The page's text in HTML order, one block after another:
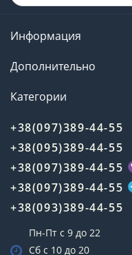
Информация
Дополнительно
Категории
+38(097)389-44-55
+38(095)389-44-55
+38(097)389-44-55
+38(097)389-44-55
+38(093)389-44-55
Пн-Пт с 9 до 22
Сб с 10 до 20